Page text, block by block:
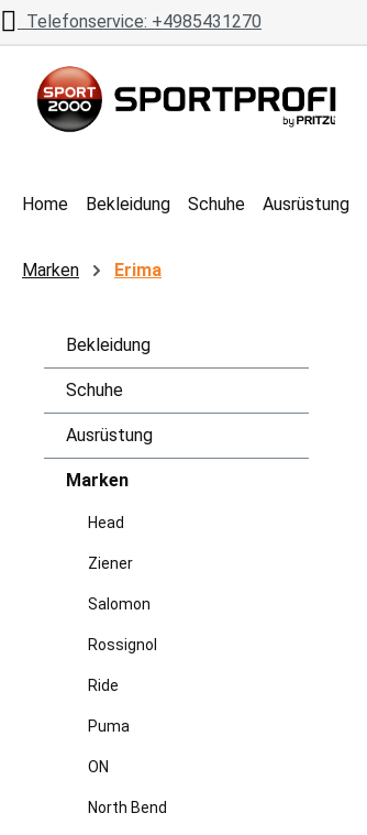
Hauptinhalt springen
Zur Suche springen
Zur Hauptnavigation springen
Telefonservice: +4985431270
Home Bekleidung Schuhe Ausrüstung
Marken Erima
Bekleidung
Schuhe
Ausrüstung
Marken
Head
Ziener
Salomon
Rossignol
Ride
Puma
ON
North Bend